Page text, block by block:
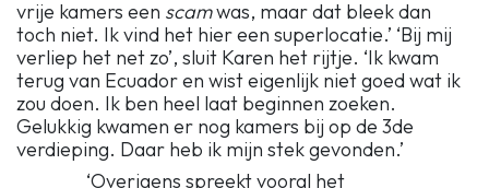
vrije kamers een scamwas, maar dat bleek dan
toch niet. Ik vind het hier een superlocatie.’ ‘Bij mij
verliep het net zo’, sluit Karen het rijtje. ‘Ik kwam
terug van Ecuador en wist eigenlijk niet goed wat ik
zou doen. Ik ben heel laat beginnen zoeken.
Gelukkig kwamen er nog kamers bij op de 3de
verdieping. Daar heb ik mijn stek gevonden.’
‘Overigens spreekt vooral het